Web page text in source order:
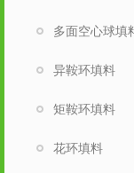
多面空心球填
异鞍环填料
矩鞍环填料
花环填料